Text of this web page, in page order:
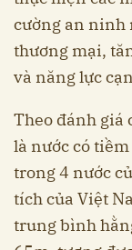
cường an ninh
thương mại,
và năng lực
Theo đánh giá
là nước có
trong 4 nước
tích của Việt
trung bình